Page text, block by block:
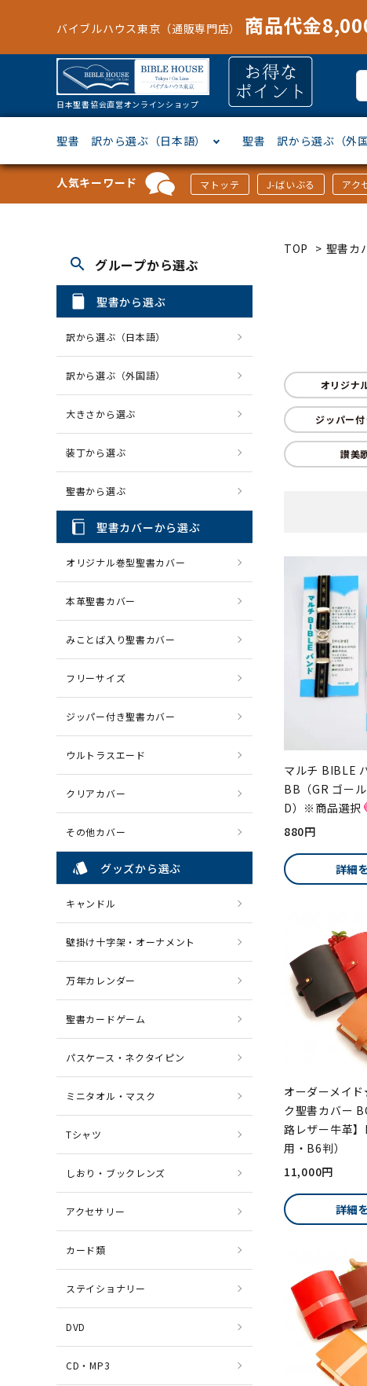
バイブルハウス東京（通販専門店） 商品代金
日本聖書協会直営オンラインショップ
聖書 訳から選ぶ（日本語）
新改訳
聖書 訳から選ぶ（外国
ドイツ語
ジッパー付き聖書カバー
パスケース・ネクタイピン
CD・MP3 パソコン
聖書通読
「な行」から選ぶ
人気キーワード マトッテ J-ばいぶる アク
TOP > 聖書カ
オリジナ
ジッパー
讃美
マルチ BIBLE
BB（GR ゴー
D）※商品選択
880円
詳細
オーダーメイ
ク聖書カバー
路レザー牛革
用・B6判）
11,000円
詳細
search グループから選ぶ
聖書から選ぶ
訳から選ぶ（日本語）
訳から選ぶ（外国語）
大きさから選ぶ
装丁から選ぶ
聖書から選ぶ
聖書カバーから選ぶ
オリジナル巻型聖書カバー
本革聖書カバー
みことば入り聖書カバー
フリーサイズ
ジッパー付き聖書カバー
ウルトラスエード
クリアカバー
その他カバー
style グッズから選ぶ
キャンドル
壁掛け十字架・オーナメント
万年カレンダー
聖書カードゲーム
パスケース・ネクタイピン
ミニタオル・マスク
Tシャツ
しおり・ブックレンズ
アクセサリー
カード類
ステイショナリー
DVD
CD・MP3